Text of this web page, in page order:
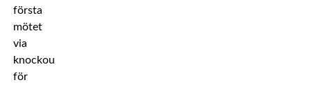
första
mötet
via
knockout
för